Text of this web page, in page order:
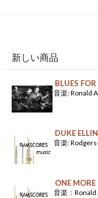
新しい商品
BLUES FOR
音楽: Ronald
DUKE
音楽:
ONE MORE
音楽：Ronald